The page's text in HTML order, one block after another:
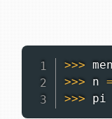
>>>
>>> n =
>>> pi